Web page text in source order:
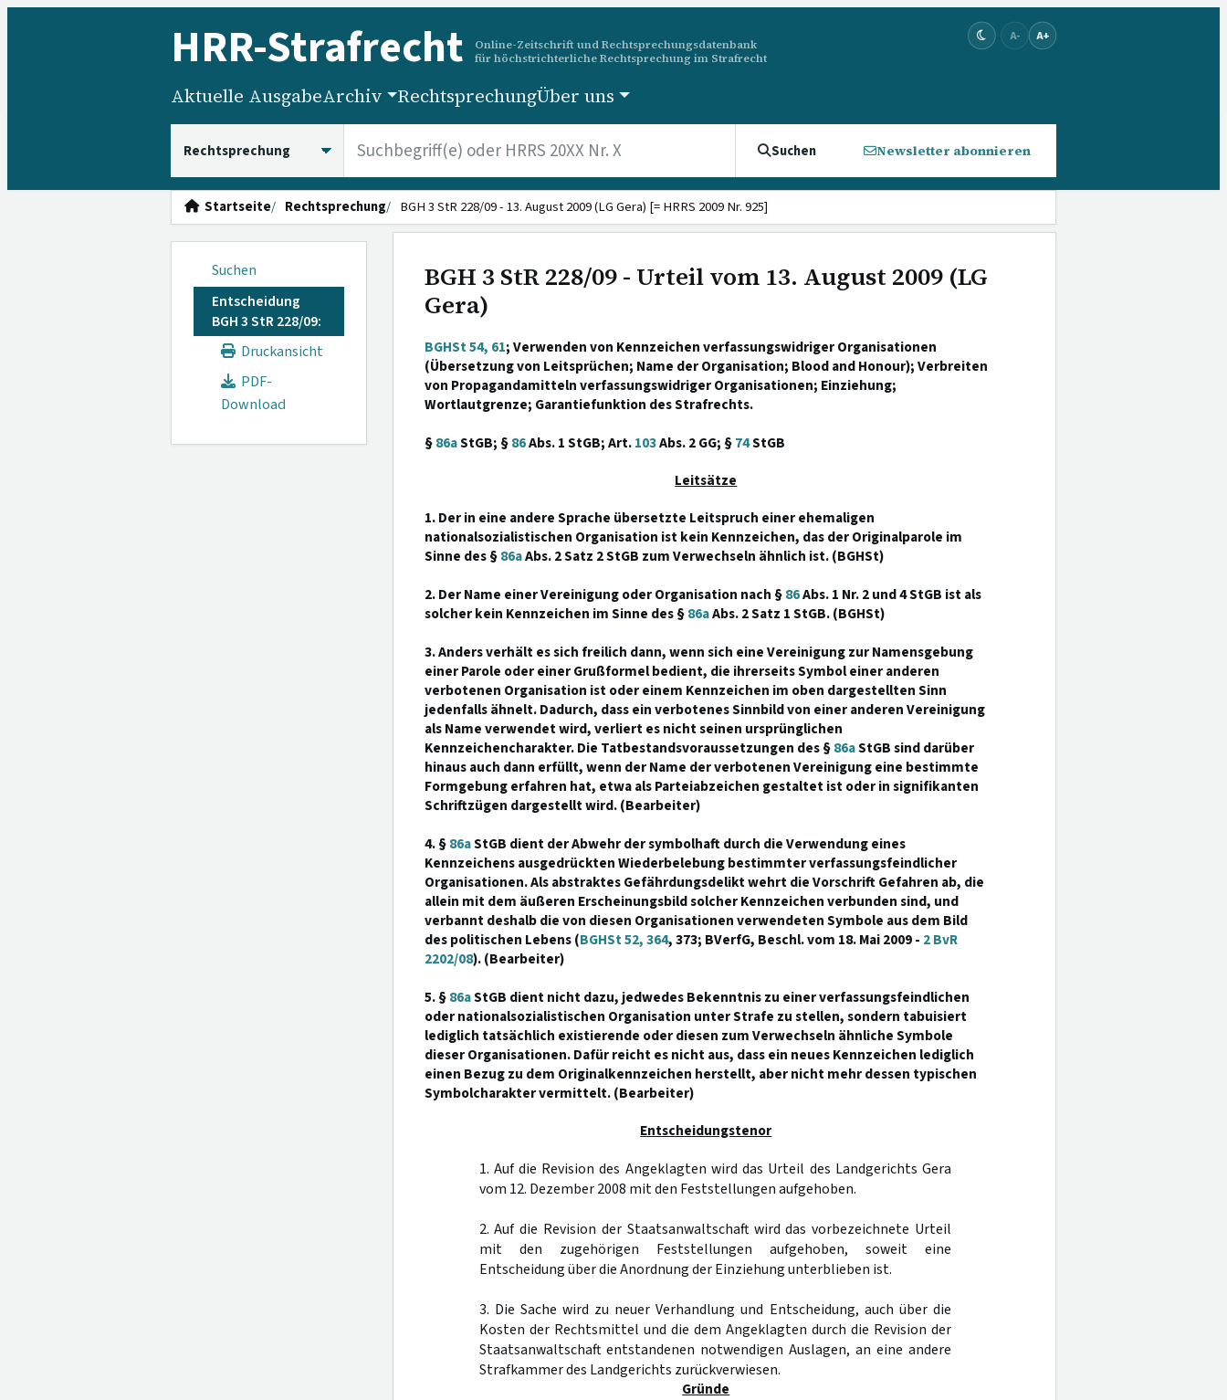
HRR-Strafrecht
Online-Zeitschrift und Rechtsprechungsdatenbank
für höchstrichterliche Rechtsprechung im Strafrecht
A- A+
Aktuelle AusgabeArchiv RechtsprechungÜber uns
Suchen Newsletter abonnieren
Startseite Rechtsprechung BGH 3 StR 228/09 - 13. August 2009 (LG Gera) [= HRRS 2009 Nr. 925]
Suchen
Entscheidung
BGH 3 StR 228/09:
Druckansicht
PDF-
Download
BGH 3 StR 228/09 - Urteil vom 13. August 2009 (LG
Gera)
BGHSt 54, 61; Verwenden von Kennzeichen verfassungswidriger Organisationen
(Übersetzung von Leitsprüchen; Name der Organisation; Blood and Honour); Verbreiten
von Propagandamitteln verfassungswidriger Organisationen; Einziehung;
Wortlautgrenze; Garantiefunktion des Strafrechts.
§86aStGB; §86Abs. 1 StGB; Art.103Abs. 2 GG; §74StGB
Leitsätze
1. Der in eine andere Sprache übersetzte Leitspruch einer ehemaligen
nationalsozialistischen Organisation ist kein Kennzeichen, das der Originalparole im
Sinne des §86aAbs. 2 Satz 2 StGB zum Verwechseln ähnlich ist. (BGHSt)
2. Der Name einer Vereinigung oder Organisation nach §86Abs. 1 Nr. 2 und 4 StGB ist als
solcher kein Kennzeichen im Sinne des §86aAbs. 2 Satz 1 StGB. (BGHSt)
3. Anders verhält es sich freilich dann, wenn sich eine Vereinigung zur Namensgebung
einer Parole oder einer Grußformel bedient, die ihrerseits Symbol einer anderen
verbotenen Organisation ist oder einem Kennzeichen im oben dargestellten Sinn
jedenfalls ähnelt. Dadurch, dass ein verbotenes Sinnbild von einer anderen Vereinigung
als Name verwendet wird, verliert es nicht seinen ursprünglichen
Kennzeichencharakter. Die Tatbestandsvoraussetzungen des §86aStGB sind darüber
hinaus auch dann erfüllt, wenn der Name der verbotenen Vereinigung eine bestimmte
Formgebung erfahren hat, etwa als Parteiabzeichen gestaltet ist oder in signifikanten
Schriftzügen dargestellt wird. (Bearbeiter)
4. §86aStGB dient der Abwehr der symbolhaft durch die Verwendung eines
Kennzeichens ausgedrückten Wiederbelebung bestimmter verfassungsfeindlicher
Organisationen. Als abstraktes Gefährdungsdelikt wehrt die Vorschrift Gefahren ab, die
allein mit dem äußeren Erscheinungsbild solcher Kennzeichen verbunden sind, und
verbannt deshalb die von diesen Organisationen verwendeten Symbole aus dem Bild
des politischen Lebens (BGHSt 52, 364, 373; BVerfG, Beschl. vom 18. Mai 2009 - 2 BvR
2202/08). (Bearbeiter)
5. §86aStGB dient nicht dazu, jedwedes Bekenntnis zu einer verfassungsfeindlichen
oder nationalsozialistischen Organisation unter Strafe zu stellen, sondern tabuisiert
lediglich tatsächlich existierende oder diesen zum Verwechseln ähnliche Symbole
dieser Organisationen. Dafür reicht es nicht aus, dass ein neues Kennzeichen lediglich
einen Bezug zu dem Originalkennzeichen herstellt, aber nicht mehr dessen typischen
Symbolcharakter vermittelt. (Bearbeiter)
Entscheidungstenor
1. Auf die Revision des Angeklagten wird das Urteil des Landgerichts Gera
vom 12. Dezember 2008 mit den Feststellungen aufgehoben.
2. Auf die Revision der Staatsanwaltschaft wird das vorbezeichnete Urteil
mit den zugehörigen Feststellungen aufgehoben, soweit eine
Entscheidung über die Anordnung der Einziehung unterblieben ist.
3. Die Sache wird zu neuer Verhandlung und Entscheidung, auch über die
Kosten der Rechtsmittel und die dem Angeklagten durch die Revision der
Staatsanwaltschaft entstandenen notwendigen Auslagen, an eine andere
Strafkammer des Landgerichts zurückverwiesen.
Gründe